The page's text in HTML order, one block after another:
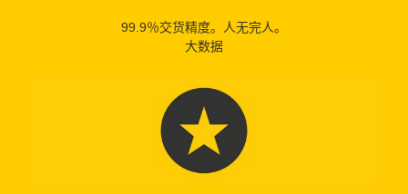
99.9％交货精度。人无完人。
大数据